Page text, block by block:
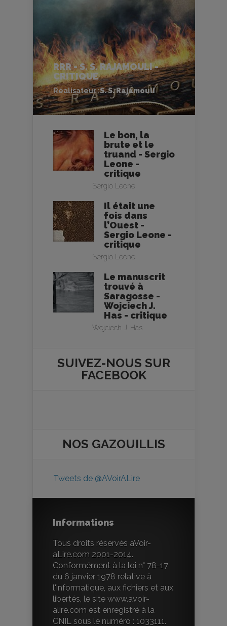
RRR - S. S. RAJAMOULI -
CRITIQUE
Réalisateur :S. S. Rajamouli
Le bon, la
brute et le
truand - Sergio
Leone -
critique
Sergio Leone
Il était une
fois dans
l’Ouest -
Sergio Leone -
critique
Sergio Leone
Le manuscrit
trouvé à
Saragosse -
Wojciech J.
Has - critique
Wojciech J. Has
SUIVEZ-NOUS SUR
FACEBOOK
NOS GAZOUILLIS
Tweets de @AVoirALire
Informations
Tous droits réservés aVoir-
aLire.com 2001-2014.
Conformément à la loi n° 78-17
du 6 janvier 1978 relative à
l'informatique, aux fichiers et aux
libertés, le site www.avoir-
alire.com est enregistré à la
CNIL sous le numéro : 1033111.